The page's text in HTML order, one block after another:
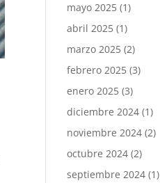
mayo 2025 (1)
abril 2025 (1)
marzo 2025 (2)
febrero 2025 (3)
enero 2025 (3)
diciembre 2024 (1)
noviembre 2024 (2)
octubre 2024 (2)
septiembre 2024 (1)